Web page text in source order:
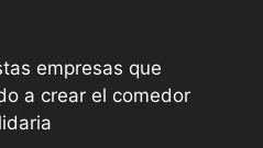
empresas que
a crear el comedor